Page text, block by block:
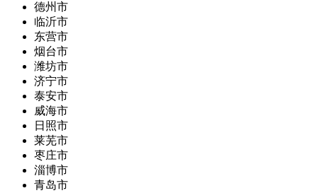
德州市
临沂市
东营市
烟台市
潍坊市
济宁市
泰安市
威海市
日照市
莱芜市
枣庄市
淄博市
青岛市